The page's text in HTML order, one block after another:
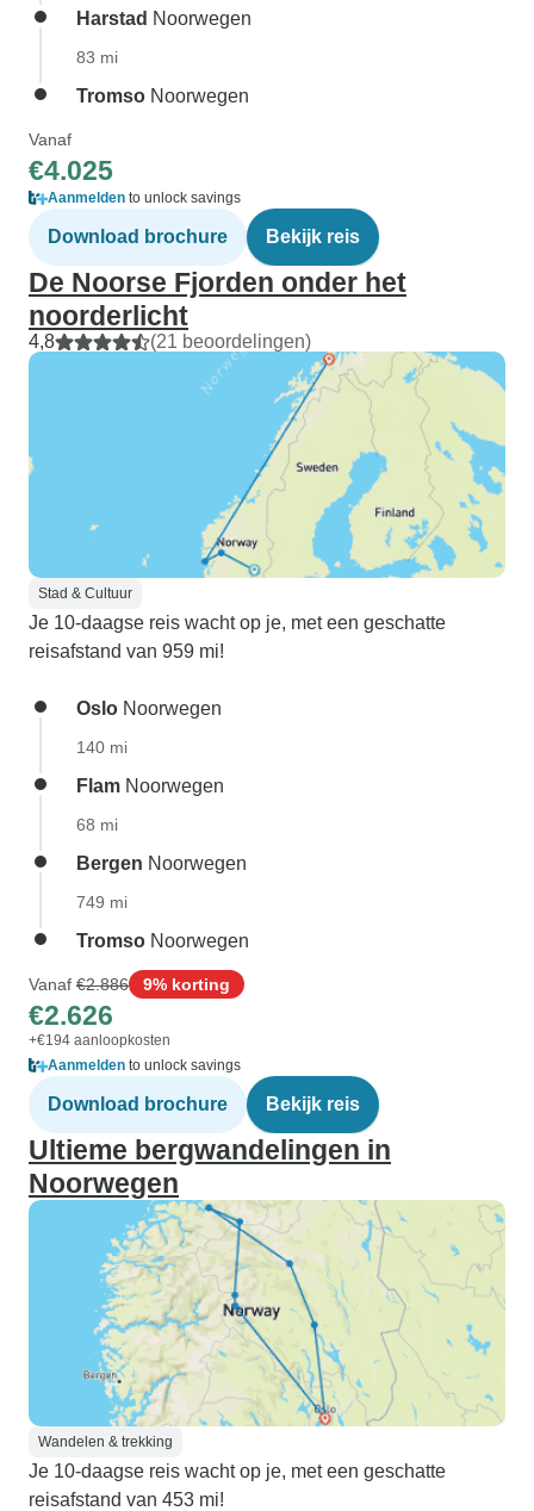
Harstad Noorwegen
83 mi
Tromso Noorwegen
Vanaf
€4.025
Aanmelden to unlock savings
Download brochure Bekijk reis
De Noorse Fjorden onder het
noorderlicht
4,8 (21 beoordelingen)
Stad & Cultuur
Je 10-daagse reis wacht op je, met een geschatte
reisafstand van 959 mi!
Oslo Noorwegen
140 mi
Flam Noorwegen
68 mi
Bergen Noorwegen
749 mi
Tromso Noorwegen
Vanaf €2.886 9% korting
€2.626
+€194 aanloopkosten
Aanmelden to unlock savings
Download brochure Bekijk reis
Ultieme bergwandelingen in
Noorwegen
Wandelen & trekking
Je 10-daagse reis wacht op je, met een geschatte
reisafstand van 453 mi!